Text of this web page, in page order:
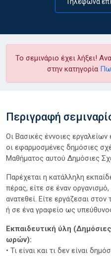
Το σεμινάριο έχει λήξει!
στην κατηγορία
Περιγραφή
Οι Βασικές έννοιες
οι εφαρμοσμένες δημόσιες
Μαθήματος αυτού Δημόσιες
Παρέχεται η κατάλληλη
πέρας, είτε σε έναν οργανισμό,
ανατεθεί. Είτε εργάζεσαι
ή σε ένα γραφείο ως
Εκπαιδευτική ύλη
ωρών):
• Τι είναι και τι δεν είναι